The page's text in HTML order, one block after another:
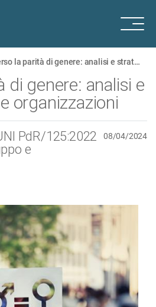
Verso la parità di genere: analisi e strategie per le organizzazioni
di genere: analisi e
organizzazioni
PdR/125:2022
e
08/04/2024